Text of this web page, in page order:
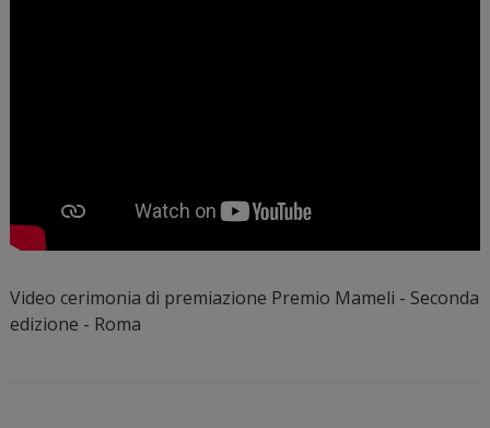
Video cerimonia di premiazione Premio Mameli - Seconda
edizione - Roma